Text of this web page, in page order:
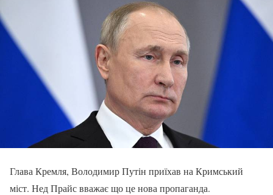
Глава Кремля, Володимир Путін приїхав на Кримський
міст. Нед Прайс вважає що це нова пропаганда.